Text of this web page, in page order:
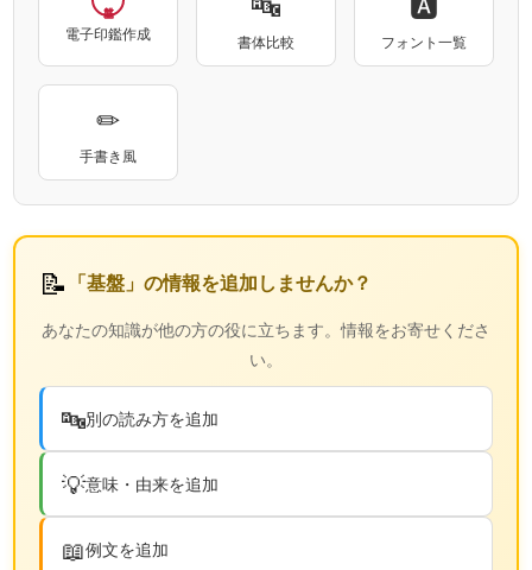
電子印鑑作成 書体比較 フォント一覧
✏
手書き風
📝 「基盤」の情報を追加しませんか？
あなたの知識が他の方の役に立ちます。情報をお寄せくださ
い。
🔤別の読み方を追加
💡意味・由来を追加
📖例文を追加